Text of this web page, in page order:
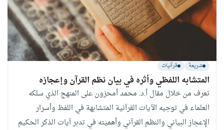
شريعة قرآنيات
المتشابه اللفظي وأثره في بيان نظم القرآن وإعجازه
تعرف من خلال مقال أ.د. محمد أمحزون على المنهج الذي سلكه
العلماء في توجيه الآيات القرآنية المتشابهة في اللفظ وأسرار
الإعجاز البياني والنظم القرآني وأهميته في تدبر آيات الذكر الحكيم